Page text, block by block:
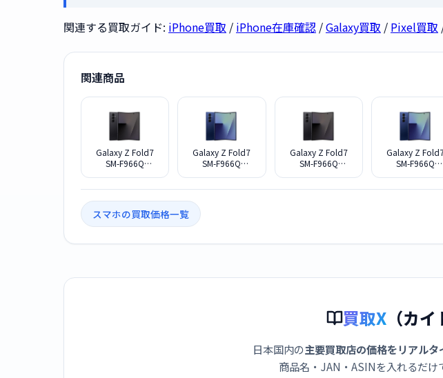
関連する買取ガイド: iPhone買取 / iPhone在庫確認 /Galaxy買取 / Pixel買取
関連商品
Galaxy Z Fold7
SM-F966Q
Galaxy Z Fold7
SM-F966Q
Galaxy Z Fold7
SM-F966Q
Galaxy Z
SM-F966Q
スマホの買取価格一覧
買取X （カ
日本国内の主要買取店の価格をリアル
商品名・JAN・ASINを入れるだけ